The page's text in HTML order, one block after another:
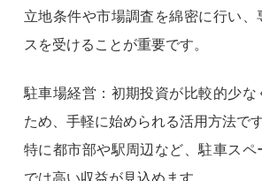
立地条件や市場調査を綿密に行い、
スを受けることが重要です。
駐車場経営：初期投資が比較的少な
ため、手軽に始められる活用方法です
特に都市部や駅周辺など、駐車スペ
では高い収益が見込めます。